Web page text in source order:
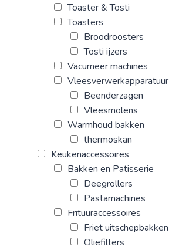
Toaster & Tosti
Toasters
Broodroosters
Tosti ijzers
Vacumeer machines
Vleesverwerkapparatuur
Beenderzagen
Vleesmolens
Warmhoud bakken
thermoskan
Keukenaccessoires
Bakken en Patisserie
Deegrollers
Pastamachines
Frituuraccessoires
Friet uitschepbakken
Oliefilters